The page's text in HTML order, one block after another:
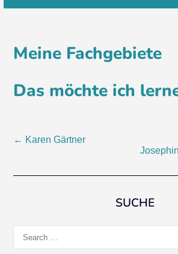
Meine Fachgebiete
Das möchte ich
Post
← Karen Gärtner
SUCHE
for: